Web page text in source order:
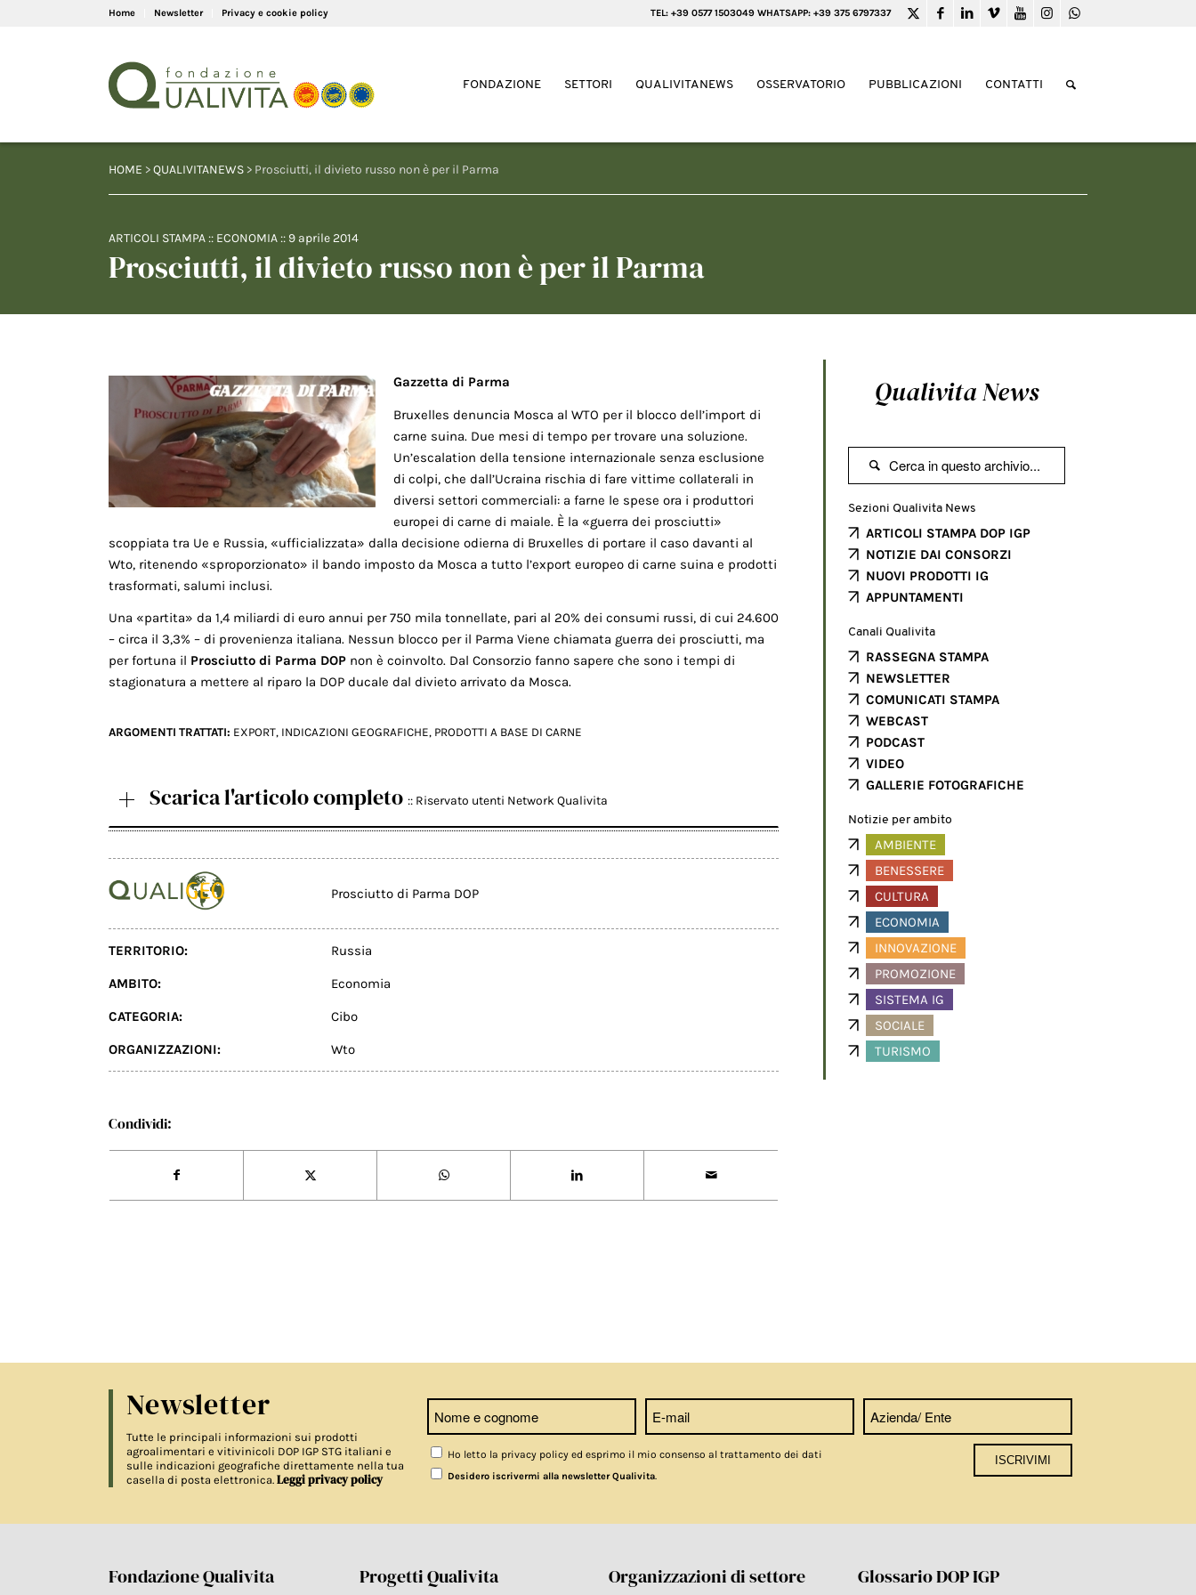
Home Newsletter Privacy e cookie policy TEL: +39 0577 1503049 WHATSAPP: +39 375 6797337
FONDAZIONE SETTORI QUALIVITANEWS OSSERVATORIO PUBBLICAZIONI CONTATTI
HOME >QUALIVITANEWS > Prosciutti, il divieto russo non è per il Parma
ARTICOLI STAMPA :: ECONOMIA :: 9 aprile 2014
Prosciutti, il divieto russo non è per il Parma
Gazzetta di Parma
Bruxelles denuncia Mosca al WTO per il blocco dell’import di
carne suina. Due mesi di tempo per trovare una soluzione.
Un’escalation della tensione internazionale senza esclusione
di colpi, che dall’Ucraina rischia di fare vittime collaterali in
diversi settori commerciali: a farne le spese ora i produttori
europei di carne di maiale. È la «guerra dei prosciutti»
scoppiata tra Ue e Russia, «ufficializzata» dalla decisione odierna di Bruxelles di portare il caso davanti al
Wto, ritenendo «sproporzionato» il bando imposto da Mosca a tutto l’export europeo di carne suina e prodotti
trasformati, salumi inclusi.
Una «partita» da 1,4 miliardi di euro annui per 750 mila tonnellate, pari al 20% dei consumi russi, di cui 24.600
– circa il 3,3% – di provenienza italiana. Nessun blocco per il Parma Viene chiamata guerra dei prosciutti, ma
per fortuna il Prosciutto di Parma DOP non è coinvolto. Dal Consorzio fanno sapere che sono i tempi di
stagionatura a mettere al riparo la DOP ducale dal divieto arrivato da Mosca.
ARGOMENTI TRATTATI: EXPORT, INDICAZIONI GEOGRAFICHE, PRODOTTI A BASE DI CARNE
Scarica l'articolo completo :: Riservato utenti Network Qualivita
Prosciutto di Parma DOP
TERRITORIO: Russia
AMBITO: Economia
CATEGORIA: Cibo
ORGANIZZAZIONI: Wto
Condividi:
Qualivita News

Sezioni Qualivita News
ARTICOLI STAMPA DOP IGP
NOTIZIE DAI CONSORZI
NUOVI PRODOTTI IG
APPUNTAMENTI
Canali Qualivita
RASSEGNA STAMPA
NEWSLETTER
COMUNICATI STAMPA
WEBCAST
PODCAST
VIDEO
GALLERIE FOTOGRAFICHE
Notizie per ambito
AMBIENTE
BENESSERE
CULTURA
ECONOMIA
INNOVAZIONE
PROMOZIONE
SISTEMA IG
SOCIALE
TURISMO
Newsletter
Tutte le principali informazioni sui prodotti
agroalimentari e vitivinicoli DOP IGP STG italiani e
sulle indicazioni geografiche direttamente nella tua
casella di posta elettronica. Leggi privacy policy
Ho letto la privacy policy ed esprimo il mio consenso al trattamento dei dati
Desidero iscrivermi alla newsletter Qualivita.
Fondazione Qualivita Progetti Qualivita Organizzazioni di settore Glossario DOP IGP